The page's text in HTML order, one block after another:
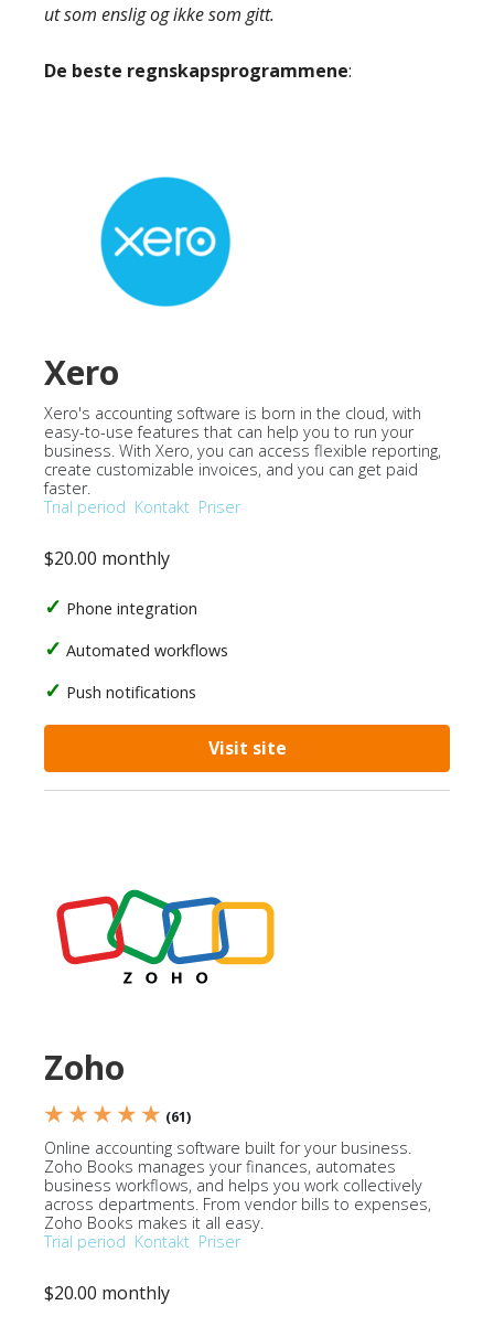
ut som enslig og ikke som gitt.
De beste regnskapsprogrammene:
Xero
Xero's accounting software is born in the cloud, with
easy-to-use features that can help you to run your
business. With Xero, you can access flexible reporting,
create customizable invoices, and you can get paid
faster.
Trial period Kontakt Priser
$20.00 monthly
Phone integration
Automated workflows
Push notifications
Visit site
Zoho
★ ★ ★ ★ ★ (61)
Online accounting software built for your business.
Zoho Books manages your finances, automates
business workflows, and helps you work collectively
across departments. From vendor bills to expenses,
Zoho Books makes it all easy.
Trial period Kontakt Priser
$20.00 monthly